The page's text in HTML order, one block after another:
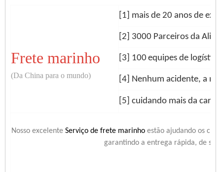
Frete marinho
(Da China para o mundo)
[1] mais de 20 anos de
[2] 3000 Parceiros da
[3] 100 equipes de
[4] Nenhum acidente, a
[5] cuidando mais da
Nosso excelente Serviço de frete marinho estão ajudando os
garantindo a entrega rápida, de